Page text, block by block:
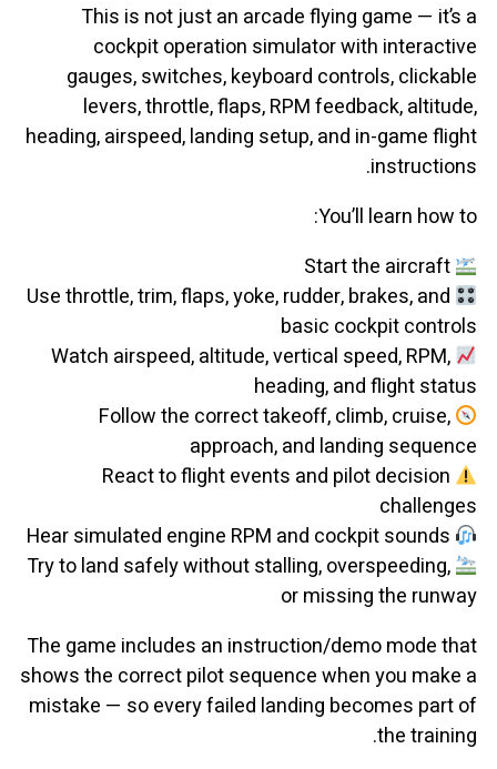
This is not just an arcade flying game — it’s a
cockpit operation simulator with interactive
gauges, switches, keyboard controls, clickable
levers, throttle, flaps, RPM feedback, altitude,
heading, airspeed, landing setup, and in-game flight
instructions.
You’ll learn how to:
Start the aircraft
Use throttle, trim, flaps, yoke, rudder, brakes, and
basic cockpit controls
Watch airspeed, altitude, vertical speed, RPM,
heading, and flight status
Follow the correct takeoff, climb, cruise,
approach, and landing sequence
React to flight events and pilot decision
challenges
Try to land safely without stalling, overspeeding,
or missing the runway
The game includes an instruction/demo mode that
shows the correct pilot sequence when you make a
mistake — so every failed landing becomes part of
the training.